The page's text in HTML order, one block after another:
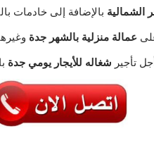
الشمالية بالإضافة إلى خادمات
عمالة منزلية بالشهر جدة
تأجير شغاله للأيجار يومي جدة